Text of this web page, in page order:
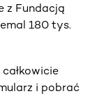
z Fundacją
180 tys.
i pobrać